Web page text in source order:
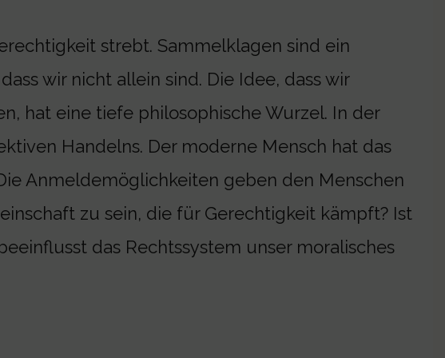
strebt. Sammelklagen sind ein
wir nicht allein sind. Die Idee, dass wir
hat eine tiefe philosophische Wurzel. In der
Handelns. Der moderne Mensch hat das
Anmeldemöglichkeiten geben den Menschen
zu sein, die für Gerechtigkeit kämpft? Ist
das Rechtssystem unser moralisches